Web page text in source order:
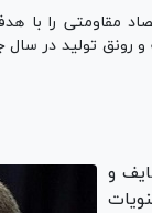
وظایف و تکالیف ۹ کارگروه
و